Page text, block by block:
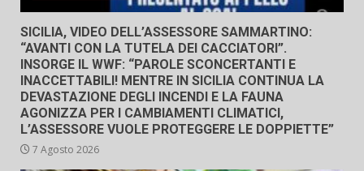
SICILIA, VIDEO DELL’ASSESSORE SAMMARTINO:
“AVANTI CON LA TUTELA DEI CACCIATORI”.
INSORGE IL WWF: “PAROLE SCONCERTANTI E
INACCETTABILI! MENTRE IN SICILIA CONTINUA LA
DEVASTAZIONE DEGLI INCENDI E LA FAUNA
AGONIZZA PER I CAMBIAMENTI CLIMATICI,
L’ASSESSORE VUOLE PROTEGGERE LE DOPPIETTE”
7 Agosto 2026